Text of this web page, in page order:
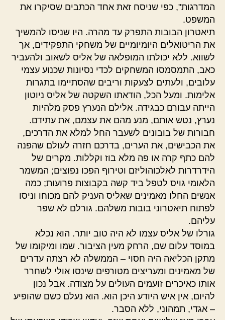
המדרגות", כפי שניסח זאת אחד הכתבים שסיקרו את
המשפט.
תיאטרון הבובות התפרק עד מהרה. היו שניסו להמשיך
את הריטואלים היומיומיים של משחקי התפקידים, אך
לשווא. ללא יכולתו המופלאה של אליס לשאוב ולהעביר
כאב, התמסמסו המשחקים לכדי נסיונות שכנוע עצמי
עלובים, ולעתים לצעקות וריבים שהסתיימו בתגרות
אלימות. ומעל הכל, הודאתו השקטה של אליס ניוטון
הייתה עבורם כבגידה. אלילם הנערץ פסק מלהיות
נערץ, נטש אותם, מנע מהם את עצמם, את עתידם.
חבורות של בובונים לשעבר החל למלא את הדרכים,
את הכבישים, את הערים, בדרכם חזרה לעולם שהפנה
להם כתף קרה או פה מלא בוז וקללות. מקרים של
הידרדרות לאלכוהוליזם וטירוף הפכו נפוצים; המשמר
הלאומי גויס לטפל ביד קשה בקבוצות פרועות; כמה
אנשים החלו מאמינים שאליס העניק להם מכוחו וניסו
לפתוח תיאטרוני בובות משלהם. גורלם לא שפר
עליהם.
גורלו של אליס עצמו לא היה טוב יותר. הוא נכלא
במוסד עלום שם, הרחק מעין הציבור. שמו ומיקומו של
מתקן הכליאה היה חסוי – הממשלה לא רצתה עדרים
של מאמינים ומעריצים מטורפים שינסו אולי לשחרר
אותו כאיכרים זועמים העולים על מצודה. אבל נכון
להיום, אין איש היודע היכן הוא. הוא נעלם כשם שהופיע
– אגדי, תמהוני, ללא הסבר.